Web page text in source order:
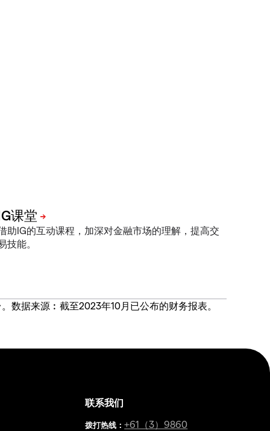
助IG的互动课程，加深对金融市场的理解，提高交
技能。
数据来源︰截至2023年10月已公布的财务报表。
联系我们
拨打热线 ：+61（3）9860